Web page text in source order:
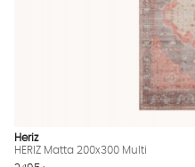
Heriz
HERIZ Matta 200x300 Multi